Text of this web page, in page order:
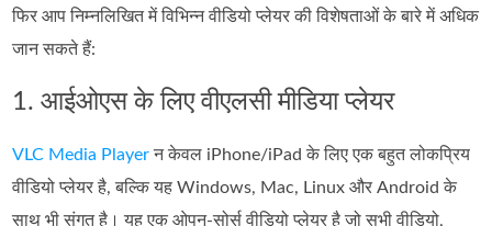
फिर आप निम्नलिखित में विभिन्न वीडियो प्लेयर की विशेषताओं के बारे में अधिक
जान सकते हैं:
1. आईओएस के लिए वीएलसी मीडिया प्लेयर
VLC Media Playerन केवल iPhone/iPad के लिए एक बहुत लोकप्रिय
वीडियो प्लेयर है, बल्कि यह Windows, Mac, Linux और Android के
साथ भी संगत है। यह एक ओपन‑सोर्स वीडियो प्लेयर है जो सभी वीडियो,